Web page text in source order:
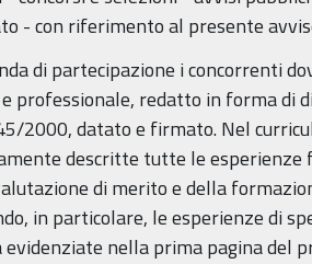
- con riferimento al presente
di partecipazione i concorrenti
professionale, redatto in forma di
2000, datato e firmato. Nel
descritte tutte le
di merito e della
in particolare, le esperienze di
nella prima pagina del